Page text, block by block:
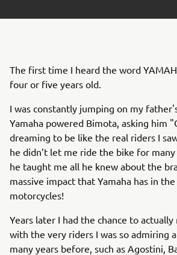
The first time I heard the word
four or five years old.
I was constantly jumping on my
Yamaha powered Bimota, asking him
dreaming to be like the real riders I
he didn’t let me ride the bike for
he taught me all he knew about the
massive impact that Yamaha has in
motorcycles!
Years later I had the chance to actually
with the very riders I was so admiring
many years before, such as Agostini,